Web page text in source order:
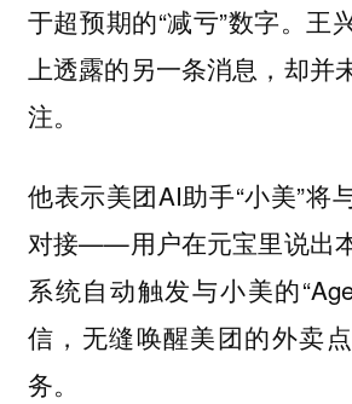
于超预期的“减亏”数字。王
上透露的另一条消息，却并
注。
他表示美团AI助手“小美”将
对接——用户在元宝里说出
系统自动触发与小美的
信，无缝唤醒美团的外卖
务。